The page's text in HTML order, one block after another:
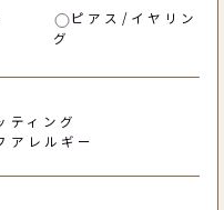
ピアス/イヤリン
グ
ティング
アレルギー